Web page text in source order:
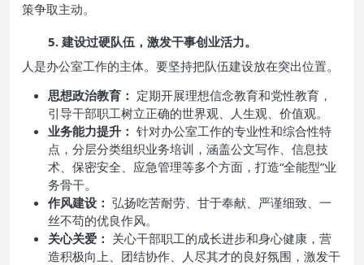
策争取主动。
5. 建设过硬队伍，激发干事创业活力。
人是办公室工作的主体。要坚持把队伍建设放在突出位置。
思想政治教育： 定期开展理想信念教育和党性教育，
引导干部职工树立正确的世界观、人生观、价值观。
业务能力提升： 针对办公室工作的专业性和综合性特
点，分层分类组织业务培训，涵盖公文写作、信息技
术、保密安全、应急管理等多个方面，打造“全能型”业
务骨干。
作风建设： 弘扬吃苦耐劳、甘于奉献、严谨细致、一
丝不苟的优良作风。
关心关爱： 关心干部职工的成长进步和身心健康，营
造积极向上、团结协作、人尽其才的良好氛围，激发干